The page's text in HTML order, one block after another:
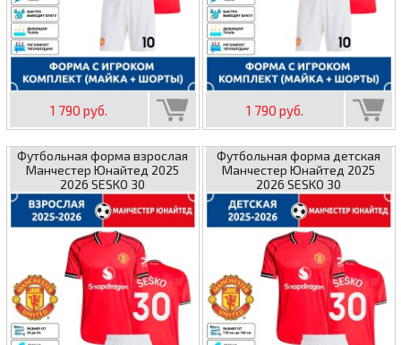
1 790 руб. 1 790 руб.
Футбольная форма взрослая
Манчестер Юнайтед 2025
2026 SESKO 30
Футбольная форма детская
Манчестер Юнайтед 2025
2026 SESKO 30